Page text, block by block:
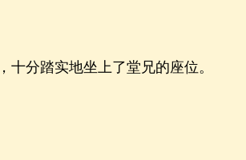
分踏实地坐上了堂兄的座位。